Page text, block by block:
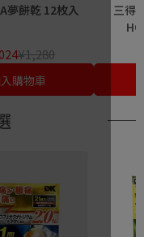
夢餅乾 12枚入
¥1,280
購物車
三得